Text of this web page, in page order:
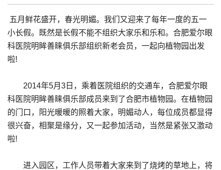
五月鲜花盛开，春光明媚。我们又迎来了每年一度的五一
小长假。既然是长假不能不组织大家乐和乐和。合肥爱尔眼
科医院明眸善睐俱乐部组织新老会员，一起向植物园出发
啦!
2014年5月3日，乘着医院组织的交通车，合肥爱尔眼
科医院明眸善睐俱乐部成员来到了合肥市植物园。在植物园
的门口，阳光暖暖的照着大家，明媚动人，每位成员都显得
很兴奋，相聚是缘分，又一起参加活动，当然是紧张又激动
啦!
进入园区，工作人员带着大家来到了烧烤的草地上，将